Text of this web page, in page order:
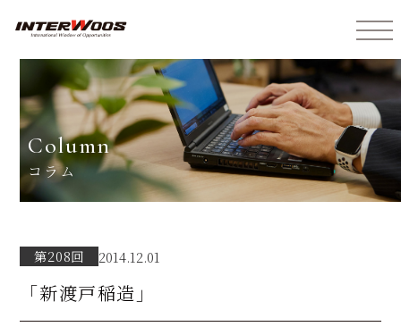
column
コラム
第208回 2014.12.01
「新渡戸稲造」